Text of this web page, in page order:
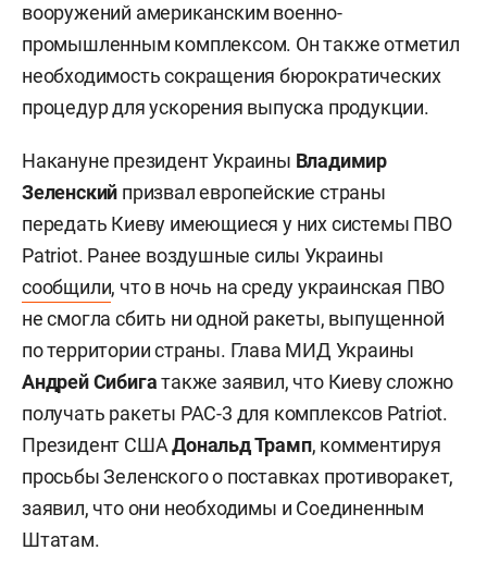
вооружений американским военно-
промышленным комплексом. Он также отметил
необходимость сокращения бюрократических
процедур для ускорения выпуска продукции.
Накануне президент Украины Владимир
Зеленский призвал европейские страны
передать Киеву имеющиеся у них системы ПВО
Patriot. Ранее воздушные силы Украины
сообщили, что в ночь на среду украинская ПВО
не смогла сбить ни одной ракеты, выпущенной
по территории страны. Глава МИД Украины
Андрей Сибигатакже заявил, что Киеву сложно
получать ракеты PAC-3 для комплексов Patriot.
Президент СШАДональд Трамп, комментируя
просьбы Зеленского о поставках противоракет,
заявил, что они необходимы и Соединенным
Штатам.